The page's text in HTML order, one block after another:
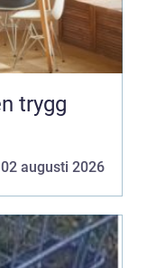
02 augusti 2026